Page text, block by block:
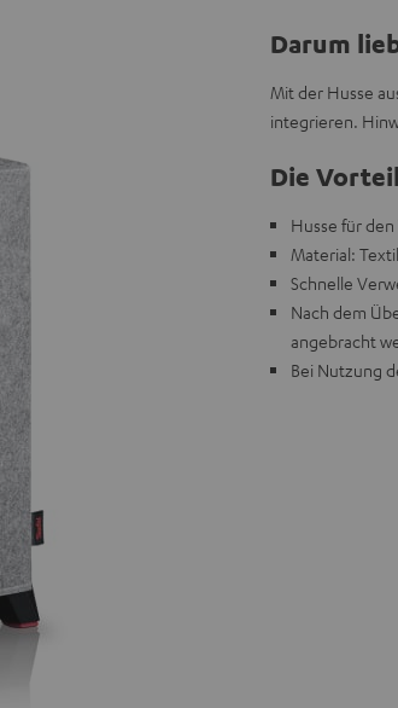
Darum
Mit der Husse
integrieren.
Die
Husse für
Material:
Schnelle
Nach dem
angebracht
Bei Nutzung